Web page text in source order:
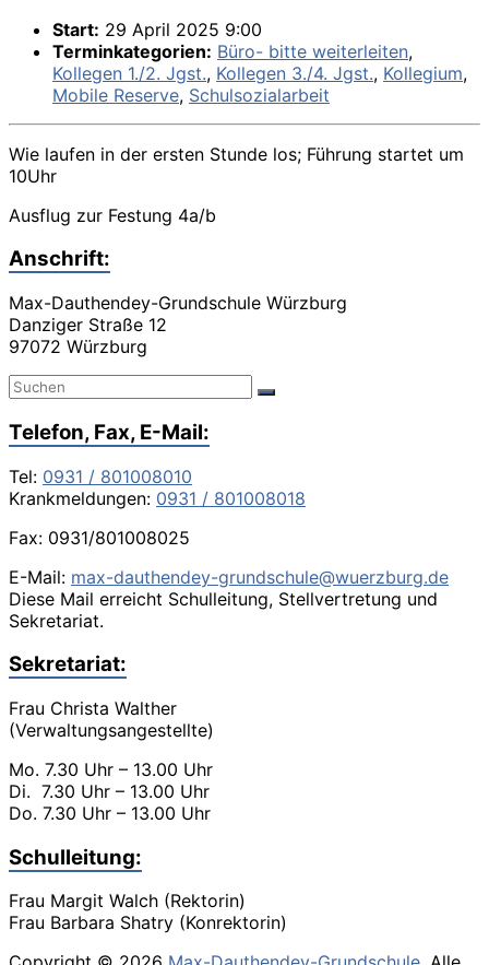
Start: 29 April 2025 9:00
Terminkategorien: Büro- bitte weiterleiten,
Kollegen 1./2. Jgst., Kollegen 3./4. Jgst., Kollegium,
Mobile Reserve, Schulsozialarbeit
Wie laufen in der ersten Stunde los; Führung startet um
10Uhr
Ausflug zur Festung 4a/b
Anschrift:
Max-Dauthendey-Grundschule Würzburg
Danziger Straße 12
97072 Würzburg
Telefon, Fax, E-Mail:
Tel: 0931 / 801008010
Krankmeldungen: 0931 / 801008018
Fax: 0931/801008025
E-Mail: max-dauthendey-grundschule@wuerzburg.de
Diese Mail erreicht Schulleitung, Stellvertretung und
Sekretariat.
Sekretariat:
Frau Christa Walther
(Verwaltungsangestellte)
Mo. 7.30 Uhr – 13.00 Uhr
Di. 7.30 Uhr – 13.00 Uhr
Do. 7.30 Uhr – 13.00 Uhr
Schulleitung:
Frau Margit Walch (Rektorin)
Frau Barbara Shatry (Konrektorin)